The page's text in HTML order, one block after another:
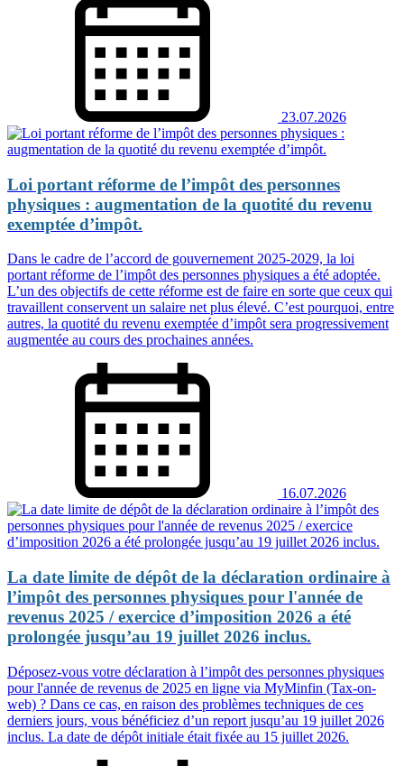
23.07.2026
Loi portant réforme de l’impôt des personnes
physiques : augmentation de la quotité du revenu
exemptée d’impôt.
Dans le cadre de l’accord de gouvernement 2025-2029, la loi
portant réforme de l’impôt des personnes physiques a été adoptée.
L’un des objectifs de cette réforme est de faire en sorte que ceux qui
travaillent conservent un salaire net plus élevé. C’est pourquoi, entre
autres, la quotité du revenu exemptée d’impôt sera progressivement
augmentée au cours des prochaines années.
16.07.2026
La date limite de dépôt de la déclaration ordinaire à
l’impôt des personnes physiques pour l'année de
revenus 2025 / exercice d’imposition 2026 a été
prolongée jusqu’au 19 juillet 2026 inclus.
Déposez-vous votre déclaration à l’impôt des personnes physiques
pour l'année de revenus de 2025 en ligne via MyMinfin (Tax-on-
web) ? Dans ce cas, en raison des problèmes techniques de ces
derniers jours, vous bénéficiez d’un report jusqu’au 19 juillet 2026
inclus. La date de dépôt initiale était fixée au 15 juillet 2026.